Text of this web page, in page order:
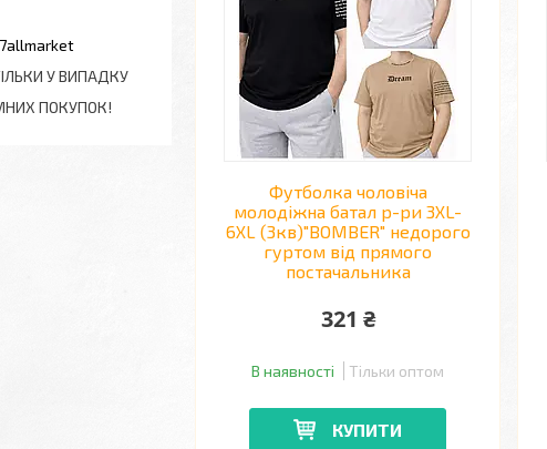
Футболка чоловіча
молодіжна батал р-ри 3XL-
6XL (3кв)"BOMBER" недорого
гуртом від прямого
постачальника
321 ₴
В наявності Тільки оптом
КУПИТИ
У ВИПАДКУ
ПОКУПОК!